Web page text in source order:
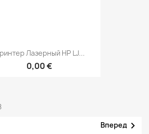
Лазерный HP LJ...
0,00 €
Вперед 